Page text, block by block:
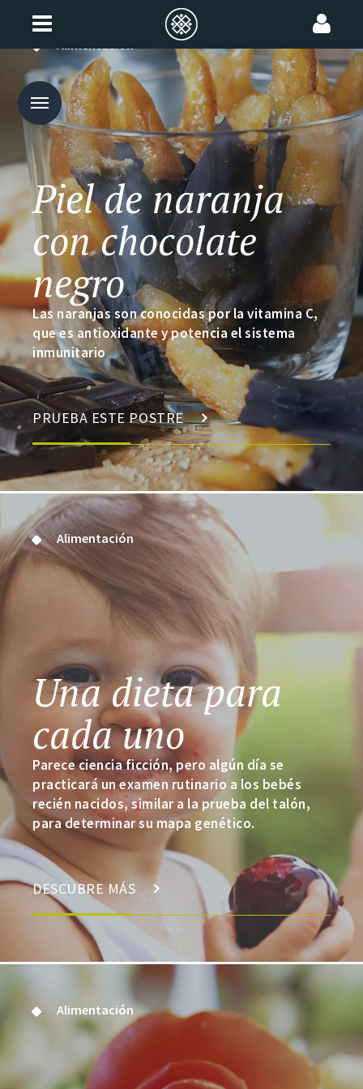
Alimentación
Piel de naranja
con chocolate
negro
Las naranjas son conocidas por la vitamina C,
que es antioxidante y potencia el sistema
inmunitario
PRUEBA ESTE POSTRE
Alimentación
Una dieta para
cada uno
Parece ciencia ficción, pero algún día se
practicará un examen rutinario a los bebés
recién nacidos, similar a la prueba del talón,
para determinar su mapa genético.
DESCUBRE MÁS
Alimentación